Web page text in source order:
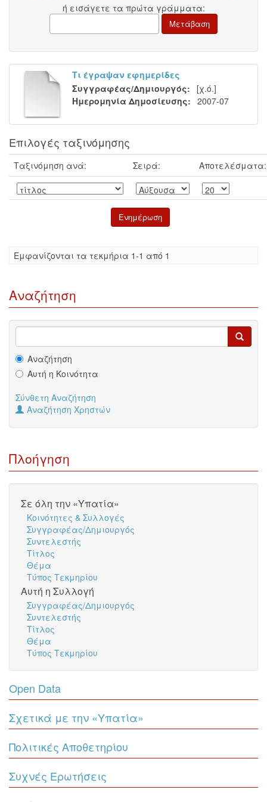
ή εισάγετε τα πρώτα γράμματα:
Τι έγραψαν εφημερίδες
Συγγραφέας/Δημιουργός:
[χ.ό.]
Ημερομηνία Δημοσίευσης: 2007-07
Επιλογές ταξινόμησης
Ταξινόμηση ανά: Σειρά: Αποτελέσματα:
Eμφανίζονται τα τεκμήρια 1-1 από 1
Αναζήτηση
Αναζήτηση
Αυτή η Κοινότητα
Σύνθετη Αναζήτηση
Αναζήτηση Χρηστών
Πλοήγηση
Σε όλη την «Υπατία»
Κοινότητες & Συλλογές
Συγγραφέας/Δημιουργός
Συντελεστής
Τίτλος
Θέμα
Τύπος Τεκμηρίου
Αυτή η Συλλογή
Συγγραφέας/Δημιουργός
Συντελεστής
Τίτλος
Θέμα
Τύπος Τεκμηρίου
Open Data
Σχετικά με την «Υπατία»
Πολιτικές Αποθετηρίου
Συχνές Ερωτήσεις